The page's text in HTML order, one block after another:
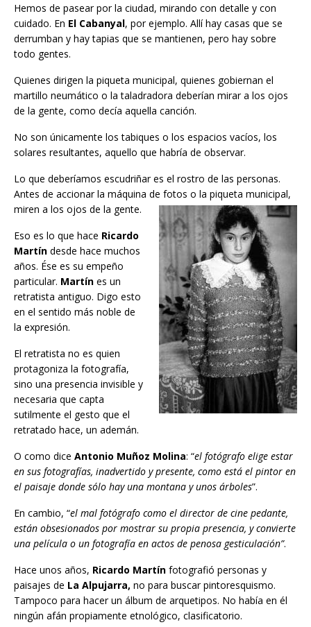
Hemos de pasear por la ciudad, mirando con detalle y con
cuidado. En El Cabanyal, por ejemplo. Allí hay casas que se
derrumban y hay tapias que se mantienen, pero hay sobre
todo gentes.
Quienes dirigen la piqueta municipal, quienes gobiernan el
martillo neumático o la taladradora deberían mirar a los ojos
de la gente, como decía aquella canción.
No son únicamente los tabiques o los espacios vacíos, los
solares resultantes, aquello que habría de observar.
Lo que deberíamos escudriñar es el rostro de las personas.
Antes de accionar la máquina de fotos o la piqueta municipal,
miren a los ojos de la gente.
Eso es lo que hace Ricardo
Martín desde hace muchos
años. Ése es su empeño
particular. Martín es un
retratista antiguo. Digo esto
en el sentido más noble de
la expresión.
El retratista no es quien
protagoniza la fotografía,
sino una presencia invisible y
necesaria que capta
sutilmente el gesto que el
retratado hace, un ademán.
O como dice Antonio Muñoz Molina: “el fotógrafo elige estar
en sus fotografías, inadvertido y presente, como está el pintor en
el paisaje donde sólo hay una montana y unos árboles”.
En cambio, “el mal fotógrafo como el director de cine pedante,
están obsesionados por mostrar su propia presencia, y convierte
una película o un fotografía en actos de penosa gesticulación”.
Hace unos años, Ricardo Martín fotografió personas y
paisajes de La Alpujarra, no para buscar pintoresquismo.
Tampoco para hacer un álbum de arquetipos. No había en él
ningún afán propiamente etnológico, clasificatorio.